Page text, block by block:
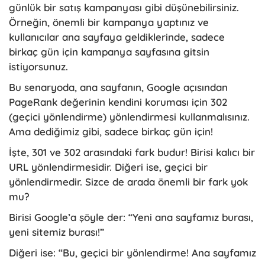
günlük bir satış kampanyası gibi düşünebilirsiniz.
Örneğin, önemli bir kampanya yaptınız ve
kullanıcılar ana sayfaya geldiklerinde, sadece
birkaç gün için kampanya sayfasına gitsin
istiyorsunuz.
Bu senaryoda, ana sayfanın, Google açısından
PageRank değerinin kendini koruması için 302
(geçici yönlendirme) yönlendirmesi kullanmalısınız.
Ama dediğimiz gibi, sadece birkaç gün için!
İşte, 301 ve 302 arasındaki fark budur! Birisi kalıcı bir
URL yönlendirmesidir. Diğeri ise, geçici bir
yönlendirmedir. Sizce de arada önemli bir fark yok
mu?
Birisi Google’a şöyle der: “Yeni ana sayfamız burası,
yeni sitemiz burası!”
Diğeri ise: “Bu, geçici bir yönlendirme! Ana sayfamız